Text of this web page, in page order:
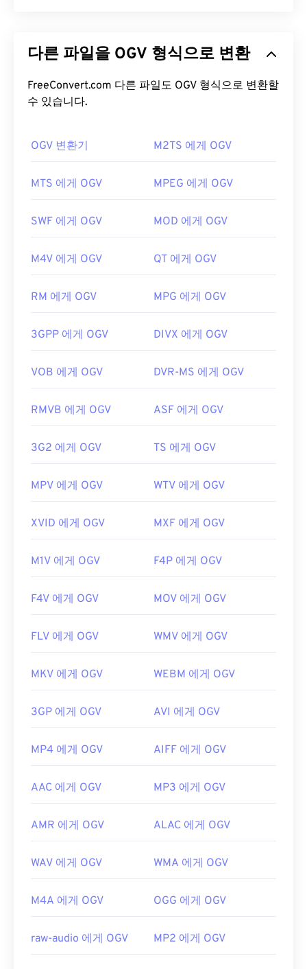
FLAC 파일을 여는 기본 프로그램은
VLC 미디어 플레
이어입니다. FLAC에 대한 다른 세부 정보로는 특허
가 없고, 음악 재생이 가능하며,
니다.
FFmpeg,Flake , 디코딩용Audiocogs가
암시하듯FLAC은 오픈 소스소프트웨어입니다.
최초 출시: 2001년
유용한 링크:
https://xiph.org/flac/
단체인 Xiph.Org 재단이 특허 코덱과 경쟁하기 위해
오디오, 비디오, 텍스트(자막) 및 메타데이터를시분
할 다중화(TDM) 방식으로 전송할
좋습니다. Microsoft Windows OS의Winamp
OS X의 Elmedia
도 좋은 선택입니다.
OGV는Windows Media Player및DirectShow
반이 아닌 경우에는 필터가 필요하지 않습니다.
개발자:
Xiph.Org Foundation
유용한 링크:
https://www.xiph.org/
다른 파일을 OGV 형식으로 변환
FreeConvert.com 다른 파일도 OGV 형식으로 변환할
수 있습니다.
OGV 변환기 M2TS 에게 OGV
MTS 에게 OGV MPEG 에게 OGV
SWF 에게 OGV MOD 에게 OGV
M4V 에게 OGV QT 에게 OGV
RM 에게 OGV MPG 에게 OGV
3GPP 에게 OGV DIVX 에게 OGV
VOB 에게 OGV DVR-MS 에게 OGV
RMVB 에게 OGV ASF 에게 OGV
3G2 에게 OGV TS 에게 OGV
MPV 에게 OGV WTV 에게 OGV
XVID 에게 OGV MXF 에게 OGV
M1V 에게 OGV F4P 에게 OGV
F4V 에게 OGV MOV 에게 OGV
FLV 에게 OGV WMV 에게 OGV
MKV 에게 OGV WEBM 에게 OGV
3GP 에게 OGV AVI 에게 OGV
MP4 에게 OGV AIFF 에게 OGV
AAC 에게 OGV MP3 에게 OGV
AMR 에게 OGV ALAC 에게 OGV
WAV 에게 OGV WMA 에게 OGV
M4A 에게 OGV OGG 에게 OGV
raw-audio 에게 OGV MP2 에게 OGV